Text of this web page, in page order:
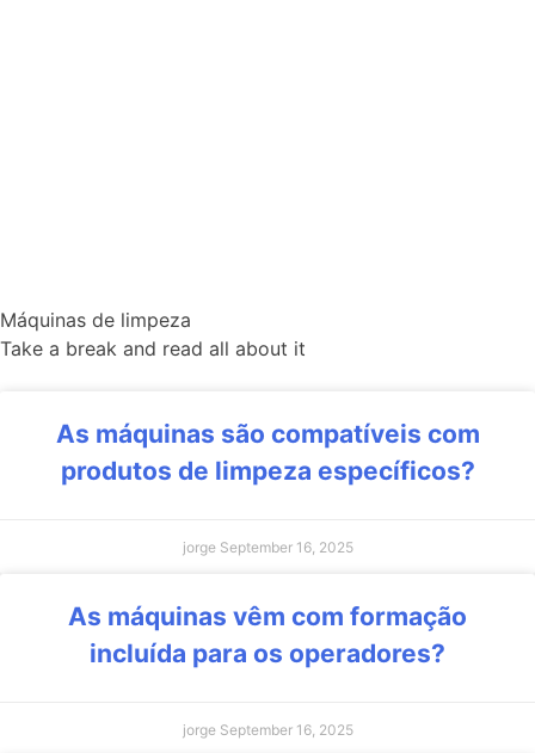
Máquinas de limpeza
Take a break and read all about it
As máquinas são compatíveis com
produtos de limpeza específicos?
jorge September 16, 2025
As máquinas vêm com formação
incluída para os operadores?
jorge September 16, 2025